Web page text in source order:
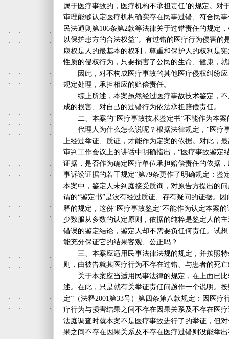
属于医疗事故的，医疗机构不承担责任’的规定。对
审理能够认定医疗机构确实存在民事过错、符合民
民法通则第106条第2款等法律关于过错责任的规定
以保护患方的合法权益”。有过错的医疗行为侵害的
康权是人的最基本的权利，尊重和保护人的权利是
性质的侵权行为，只要损害了公民的生命、健康，
因此，对不构成医疗事故的其他医疗侵权纠纷应
规定处理，承担相应的赔偿责任。
综上所述，本案虽然经过医疗事故技术鉴定，不
成的损害、对自己的过错行为依法承担赔偿责任。
二、本案的“医疗事故技术鉴定书”不能作为本案
代理人为什么怎么说呢？根据法律规定，“医疗
上经过举证、质证，才能作为定案的依据。对此，
审判工作会议上的讲话中明确指出，“医疗事故鉴定
证据，是否作为确定医疗单位承担赔偿责任的依据
事诉讼证据的若干规定”第79条更作了明确规定：鉴
本案中，鉴定人未到庭接受质询，对原告方提出的
谓的“鉴定书”是没有经过质证、存有疑问的证据。
释的规定，这份“医疗事故鉴定”不能作为认定本案
少数服从多数的认定原则，依据的纯粹是鉴定人的
错误的鉴定结论，鉴定人却不需要负任何责任。试
能充分保证它的结果客观、公正吗？
三、本案应适用民事法律法规的规定，并按照特
则，由被告就其医疗行为不存在过错、与患者的死
关于本案应当适用民事法律的规定，在上面已比
述。在此，只是就有关举证责任问题作一个说明。
定”（法释2001第33号）第四条第八款规定：因医
疗行为与损害结果之间不存在因果关系及不存在医
法庭调查时就本案不是医疗事故进行了的举证，但
果之间不存在因果关系及不存在医疗过错则没能举